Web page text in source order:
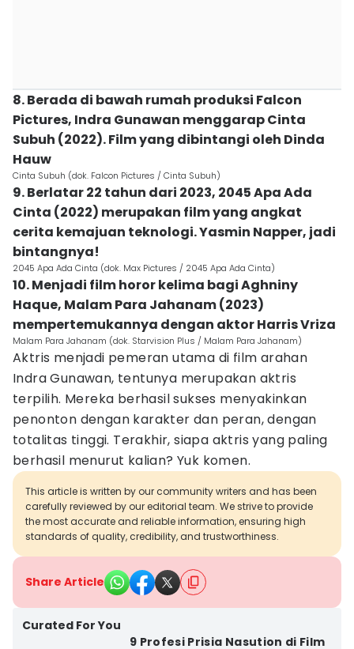
8. Berada di bawah rumah produksi Falcon
Pictures, Indra Gunawan menggarap Cinta
Subuh (2022). Film yang dibintangi oleh Dinda
Hauw
Cinta Subuh (dok. Falcon Pictures / Cinta Subuh)
9. Berlatar 22 tahun dari 2023, 2045 Apa Ada
Cinta (2022) merupakan film yang angkat
cerita kemajuan teknologi. Yasmin Napper, jadi
bintangnya!
2045 Apa Ada Cinta (dok. Max Pictures / 2045 Apa Ada Cinta)
10. Menjadi film horor kelima bagi Aghniny
Haque, Malam Para Jahanam (2023)
mempertemukannya dengan aktor Harris Vriza
Malam Para Jahanam (dok. Starvision Plus / Malam Para Jahanam)
Aktris menjadi pemeran utama di film arahan
Indra Gunawan, tentunya merupakan aktris
terpilih. Mereka berhasil sukses menyakinkan
penonton dengan karakter dan peran, dengan
totalitas tinggi. Terakhir, siapa aktris yang paling
berhasil menurut kalian? Yuk komen.
This article is written by our community writers and has been
carefully reviewed by our editorial team. We strive to provide
the most accurate and reliable information, ensuring high
standards of quality, credibility, and trustworthiness.
Share Article
Curated For You
9 Profesi Prisia Nasution di Film